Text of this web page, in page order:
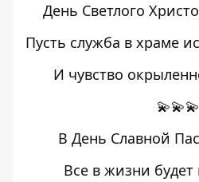
День Светлого
Пусть служба в храме
И чувство
💫💫💫
В День Славной
Все в жизни будет